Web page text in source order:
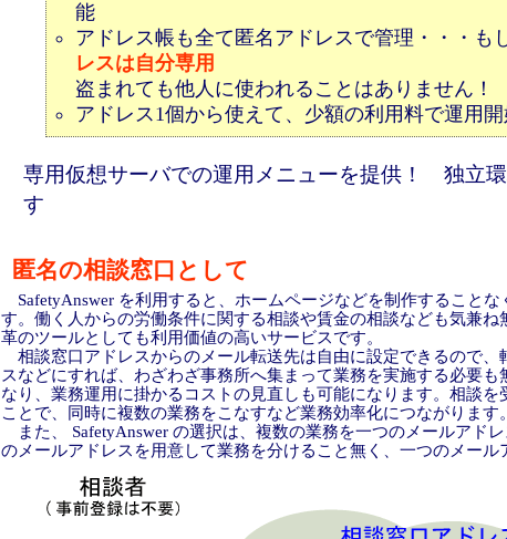
能
アドレス帳も全て匿名アドレスで管理・・・も
レスは自分専用
盗まれても他人に使われることはありません！
アドレス1個から使えて、少額の利用料で運用開
専用仮想サーバでの運用メニューを提供！ 独立
す
匿名の相談窓口として
SafetyAnswer を利用すると、ホームページなどを制作すること
す。働く人からの労働条件に関する相談や賃金の相談なども気兼
革のツールとしても利用価値の高いサービスです。
相談窓口アドレスからのメール転送先は自由に設定できるので、
スなどにすれば、わざわざ事務所へ集まって業務を実施する必要
なり、業務運用に掛かるコストの見直しも可能になります。相談
ことで、同時に複数の業務をこなすなど業務効率化につながります。
また、 SafetyAnswer の選択は、複数の業務を一つのメールアド
のメールアドレスを用意して業務を分けること無く、一つのメール